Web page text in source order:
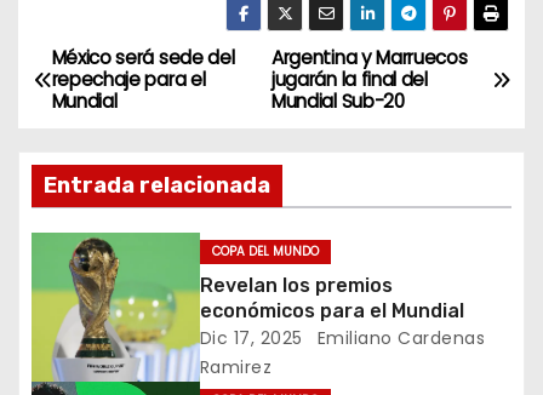
N
a
v
e
c
Argentina y Marruecos
jugarán la final del
Mundial Sub-20
México será sede del
repechaje para el
Mundial
Entrada relacionada
COPA DEL MUNDO
Revelan los premios
económicos para el Mundial
Dic 17, 2025
Emiliano Cardenas
Ramirez